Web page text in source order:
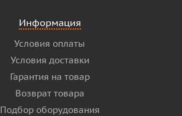
Информация
Условия оплаты
Условия доставки
Гарантия на товар
Возврат товара
Подбор оборудования